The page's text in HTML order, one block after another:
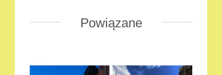
Powiązane